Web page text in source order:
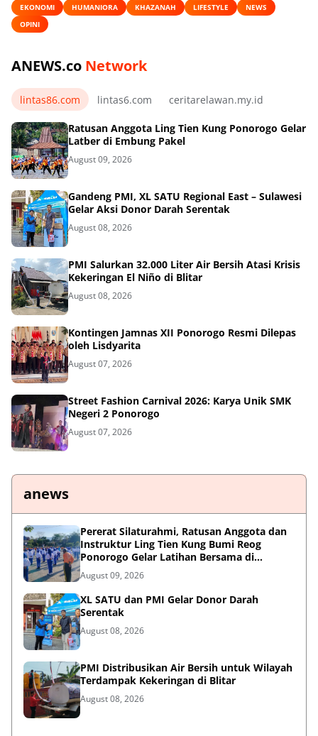
EKONOMI HUMANIORA KHAZANAH LIFESTYLE
NEWS
OPINI
ANEWS.co Network
lintas86.com lintas6.com ceritarelawan.my.id
Ratusan Anggota Ling Tien Kung Ponorogo Gelar
Latber di Embung Pakel
August 09, 2026
Gandeng PMI, XL SATU Regional East – Sulawesi
Gelar Aksi Donor Darah Serentak
August 08, 2026
PMI Salurkan 32.000 Liter Air Bersih Atasi Krisis
Kekeringan El Niño di Blitar
August 08, 2026
Kontingen Jamnas XII Ponorogo Resmi Dilepas
oleh Lisdyarita
August 07, 2026
Street Fashion Carnival 2026: Karya Unik SMK
Negeri 2 Ponorogo
August 07, 2026
anews
Pererat Silaturahmi, Ratusan Anggota dan
Instruktur Ling Tien Kung Bumi Reog
Ponorogo Gelar Latihan Bersama di
Embung Pakel
August 09, 2026
XL SATU dan PMI Gelar Donor Darah
Serentak
August 08, 2026
PMI Distribusikan Air Bersih untuk Wilayah
Terdampak Kekeringan di Blitar
August 08, 2026